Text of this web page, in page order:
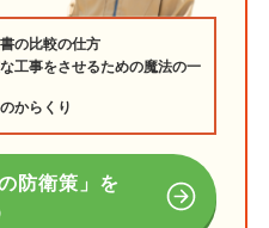
の比較の仕方
工事をさせるための魔法の一
からくり
防衛策」を